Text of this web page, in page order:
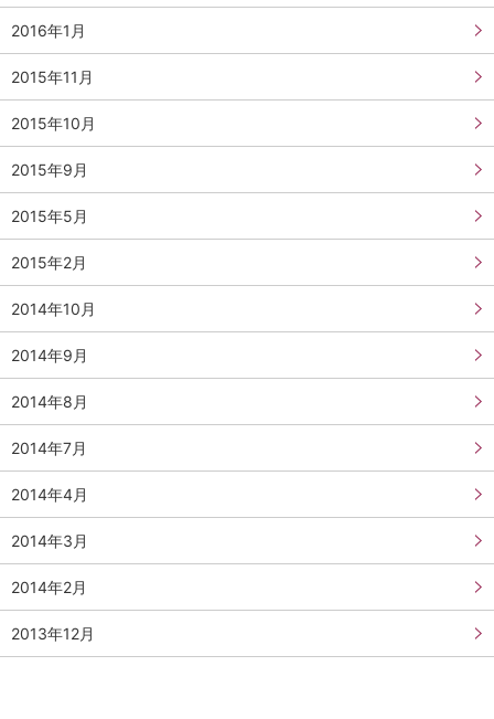
2016年1月
2015年11月
2015年10月
2015年9月
2015年5月
2015年2月
2014年10月
2014年9月
2014年8月
2014年7月
2014年4月
2014年3月
2014年2月
2013年12月